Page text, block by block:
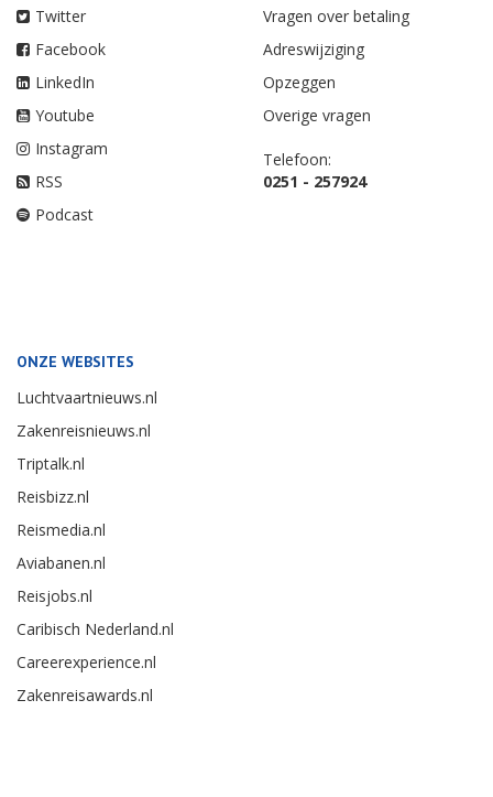
Twitter
Facebook
LinkedIn
Youtube
Instagram
RSS
Podcast
Vragen over betaling
Adreswijziging
Opzeggen
Overige vragen
Telefoon:
0251 - 257924
ONZE WEBSITES
Luchtvaartnieuws.nl
Zakenreisnieuws.nl
Triptalk.nl
Reisbizz.nl
Reismedia.nl
Aviabanen.nl
Reisjobs.nl
Caribisch Nederland.nl
Careerexperience.nl
Zakenreisawards.nl